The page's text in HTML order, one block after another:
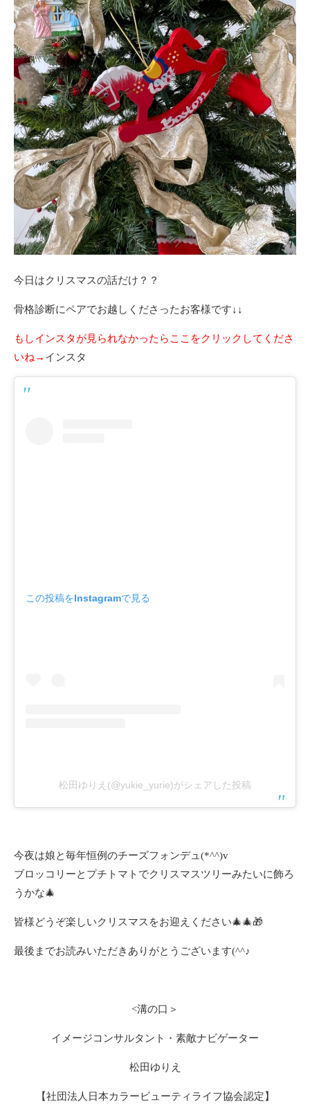
今日はクリスマスの話だけ？？
骨格診断にペアでお越しくださったお客様です↓↓
もしインスタが見られなかったらここをクリックしてくださ
いね→ インスタ
この投稿をInstagramで見る
松田ゆりえ(@yukie_yurie)がシェアした投稿
今夜は娘と毎年恒例のチーズフォンデュ(*^^)v
ブロッコリーとプチトマトでクリスマスツリーみたいに飾ろ
うかな🎄
皆様どうぞ楽しいクリスマスをお迎えください🎄🎄🎁
最後までお読みいただきありがとうございます(^^♪
<溝の口＞
イメージコンサルタント・素敵ナビゲーター
松田ゆりえ
【社団法人日本カラービューティライフ協会認定】